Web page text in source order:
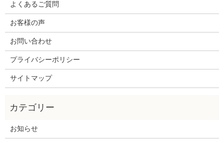
よくあるご質問
お客様の声
お問い合わせ
プライバシーポリシー
サイトマップ
お知らせ